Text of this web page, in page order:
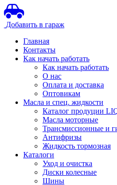
Добавить в гараж
Главная
Контакты
Как начать работать
Как начать работать
О нас
Оплата и доставка
Оптовикам
Масла и спец. жидкости
Каталог продуции
Масла моторные
Трансмиссионные и
Антифризы
Жидкость тормозная
Каталоги
Уход и очистка
Диски колесные
Шины